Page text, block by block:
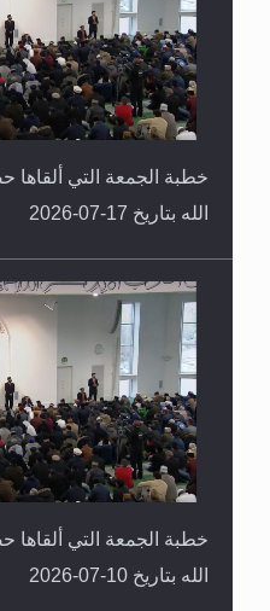
خطبة الجمعة التي ألقاها
الله بتاريخ 17-07-2026
خطبة الجمعة التي ألقاها
الله بتاريخ 10-07-2026